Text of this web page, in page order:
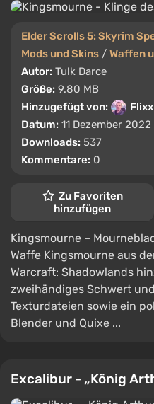
Elder Scrolls 5: Skyrim
Mods und Skins / Waffen
Autor: Tulk Darce
Größe: 9.80 MB
Hinzugefügt von:
Flixx
Datum: 11 Dezember 2022
Downloads: 537
Kommentare: 0
Zu Favoriten
hinzufügen
Kingsmourne –
Waffe Kingsmourne aus
Warcraft: Shadowlands
zweihändiges Schwert
Texturdateien sowie ein
Blender und Quixe ...
Excalibur - „König